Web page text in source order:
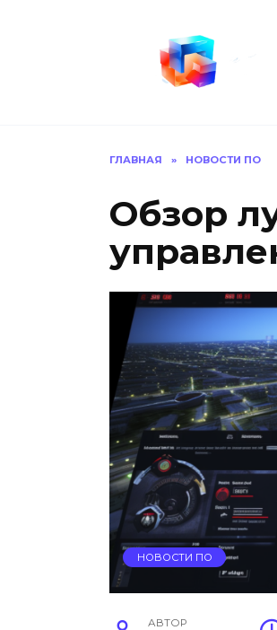
ГЛАВНАЯ » НОВОСТИ ПО
Обзор
НОВОСТИ ПО
АВТОР